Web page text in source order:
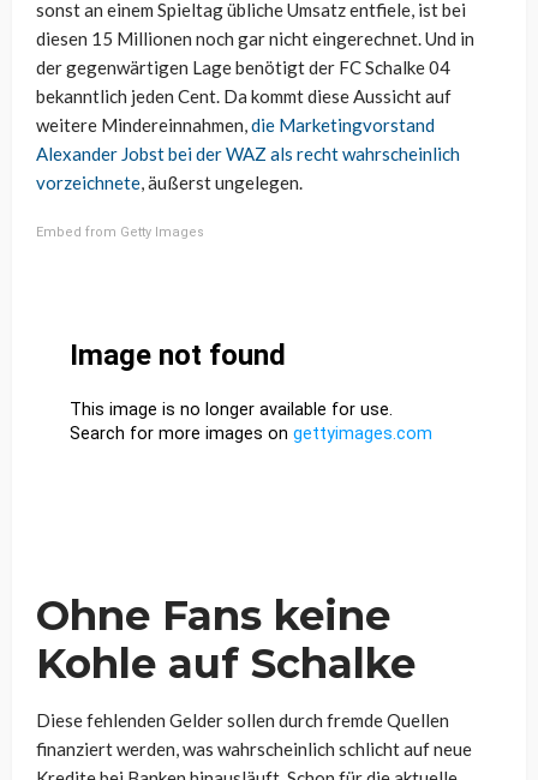
sonst an einem Spieltag übliche Umsatz entfiele, ist bei
diesen 15 Millionen noch gar nicht eingerechnet. Und in
der gegenwärtigen Lage benötigt der FC Schalke 04
bekanntlich jeden Cent. Da kommt diese Aussicht auf
weitere Mindereinnahmen,die Marketingvorstand
Alexander Jobst bei der WAZ als recht wahrscheinlich
vorzeichnete, äußerst ungelegen.
Embed from Getty Images
Ohne Fans keine
Kohle auf Schalke
Diese fehlenden Gelder sollen durch fremde Quellen
finanziert werden, was wahrscheinlich schlicht auf neue